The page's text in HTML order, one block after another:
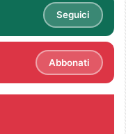
Seguici
Abbonati